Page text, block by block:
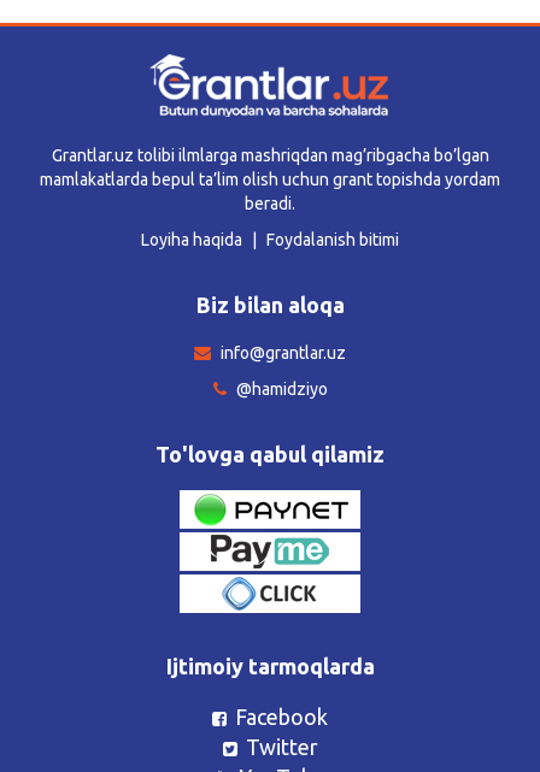
Grantlar.uz tolibi ilmlarga mashriqdan mag’ribgacha bo’lgan
mamlakatlarda bepul ta’lim olish uchun grant topishda yordam
beradi.
Loyiha haqida
Foydalanish bitimi
Biz bilan aloqa
info@grantlar.uz
@hamidziyo
To'lovga qabul qilamiz
Ijtimoiy tarmoqlarda
Facebook
Twitter